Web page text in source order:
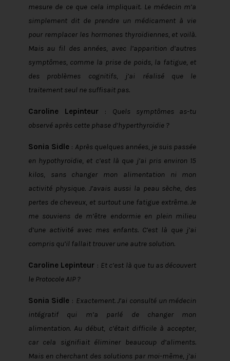
mesure de ce que cela impliquait. Le médecin m’a
simplement dit de prendre un médicament à vie
pour remplacer les hormones thyroïdiennes, et voilà.
Mais au fil des années, avec l’apparition d’autres
symptômes, comme la prise de poids, la fatigue, et
des problèmes cognitifs, j’ai réalisé que le
traitement seul ne suffisait pas.
Caroline Lepinteur: Quels symptômes as-tu
observé après cette phase d’hyperthyroïdie ?
Sonia Sidle: Après quelques années, je suis passée
en hypothyroïdie, et c’est là que j’ai pris environ 15
kilos, sans changer mon alimentation ni mon
activité physique. J’avais aussi la peau sèche, des
pertes de cheveux, et surtout une fatigue extrême. Je
me souviens de m’être endormie en plein milieu
d’une activité avec mes enfants. C’est là que j’ai
compris qu’il fallait trouver une autre solution.
Caroline Lepinteur : Et c’est là que tu as découvert
le Protocole AIP ?
Sonia Sidle : Exactement. J’ai consulté un médecin
intégratif qui m’a parlé de changer mon
alimentation. Au début, c’était difficile à accepter,
car cela signifiait éliminer beaucoup d’aliments.
Mais en cherchant des solutions par moi-même, j’ai